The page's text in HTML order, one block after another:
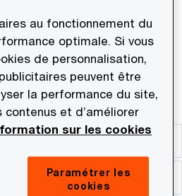
au fonctionnement du
optimale. Si vous
de personnalisation,
peuvent être
la performance du site,
contenus et d’améliorer
sur les cookies
Paramétrer les
cookies